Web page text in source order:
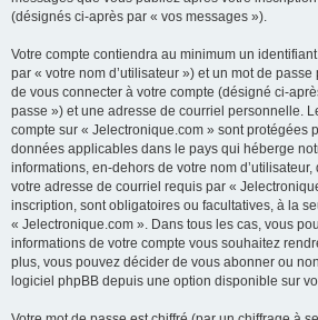
(désignés ci-après par « vos messages »).
Votre compte contiendra au minimum un
par « votre nom d’utilisateur ») et un mot de
de vous connecter à votre compte (désigné ci-
passe ») et une adresse de courriel personnelle.
compte sur « Jelectronique.com » sont protégées
données applicables dans le pays qui héberge
informations, en-dehors de votre nom
votre adresse de courriel requis par «
inscription, sont obligatoires ou facultatives, à la
« Jelectronique.com ». Dans tous les cas, vous
informations de votre compte vous souhaitez
plus, vous pouvez décider de vous abonner ou
logiciel phpBB depuis une option disponible sur